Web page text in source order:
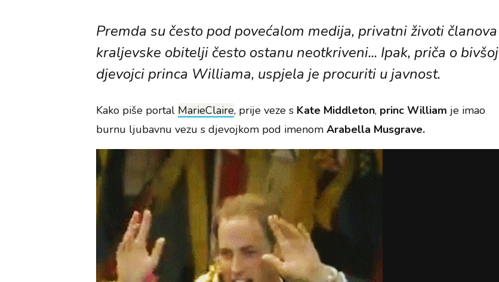
Premda su često pod povećalom medija, privatni životi članova
kraljevske obitelji često ostanu neotkriveni... Ipak, priča o bivšoj
djevojci princa Williama, uspjela je procuriti u javnost.
Kako piše portal MarieClaire, prije veze s Kate Middleton, princ William je imao
burnu ljubavnu vezu s djevojkom pod imenomArabella Musgrave.